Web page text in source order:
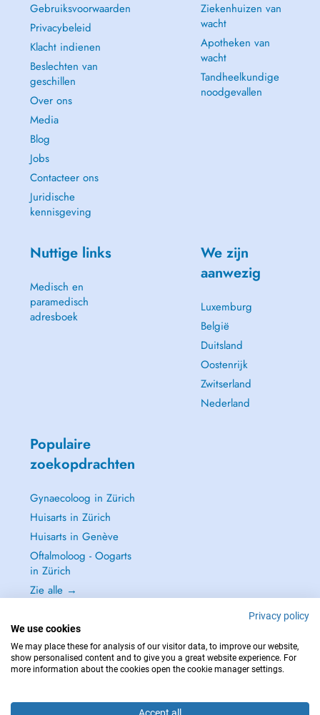
Gebruiksvoorwaarden
Privacybeleid
Klacht indienen
Beslechten van
geschillen
Over ons
Media
Blog
Jobs
Contacteer ons
Juridische
kennisgeving
Ziekenhuizen van
wacht
Apotheken van
wacht
Tandheelkundige
noodgevallen
Nuttige links
Medisch en
paramedisch
adresboek
We zijn
aanwezig
Luxemburg
België
Duitsland
Oostenrijk
Zwitserland
Nederland
Populaire
zoekopdrachten
Gynaecoloog in Zürich
Huisarts in Zürich
Huisarts in Genève
Oftalmoloog - Oogarts
in Zürich
Zie alle →
NEEM IN GEVAL VAN NOOD CONTACT OP MET : 144
Privacy policy
We use cookies
We may place these for analysis of our visitor data, to improve our website,
show personalised content and to give you a great website experience. For
more information about the cookies open the cookie manager settings.